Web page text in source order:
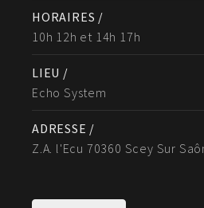
HORAIRES /
10h 12h et 14h 17h
LIEU /
Echo System
ADRESSE /
Z.A. l'Ecu 70360 Scey Sur